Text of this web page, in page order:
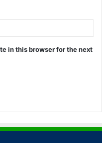
in this browser for the next